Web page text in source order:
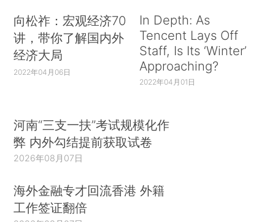
向松祚：宏观经济70
讲，带你了解国内外
经济大局
2022年04月06日
In Depth: As
Tencent Lays Off
Staff, Is Its ‘Winter’
Approaching?
2022年04月01日
河南“三支一扶”考试规模化作
弊 内外勾结提前获取试卷
2026年08月07日
海外金融专才回流香港 外籍
工作签证翻倍